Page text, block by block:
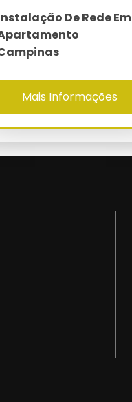
3.5 mm
kgf por m²
a fogo 3.0 mm
30 cm
80°C
De Rede Em
Mais Informações